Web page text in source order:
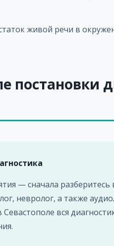
живой речи в
постановки
— сначала
невролог, а также
вся